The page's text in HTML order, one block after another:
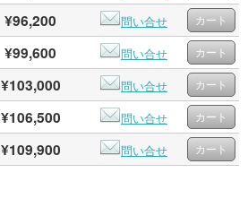
¥96,200
問い合せ
¥99,600
問い合せ
¥103,000
問い合せ
¥106,500
問い合せ
¥109,900 問い合せ